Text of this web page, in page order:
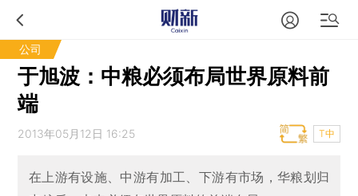
公司
于旭波：中粮必须布局世界原料前
端
2013年05月12日 16:25 T中
在上游有设施、中游有加工、下游有市场，华粮划归